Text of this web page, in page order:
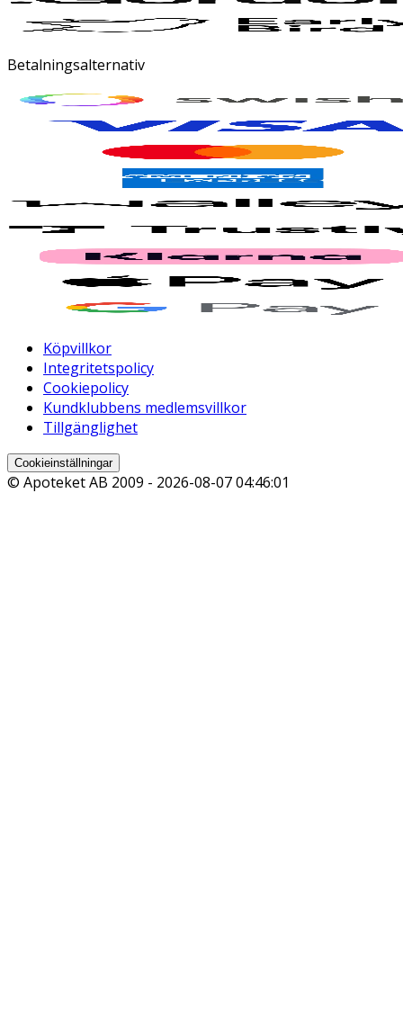
Betalningsalternativ
Köpvillkor
Integritetspolicy
Cookiepolicy
Kundklubbens medlemsvillkor
Tillgänglighet
Cookieinställningar
© Apoteket AB 2009 - 2026-08-07 04:46:01